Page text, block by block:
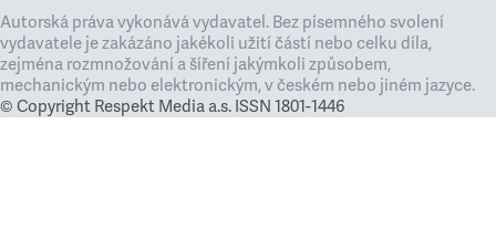
Autorská práva vykonává vydavatel. Bez písemného svolení
vydavatele je zakázáno jakékoli užití částí nebo celku díla,
zejména rozmnožování a šíření jakýmkoli způsobem,
mechanickým nebo elektronickým, v českém nebo jiném jazyce.
© Copyright Respekt Media a.s. ISSN 1801-1446